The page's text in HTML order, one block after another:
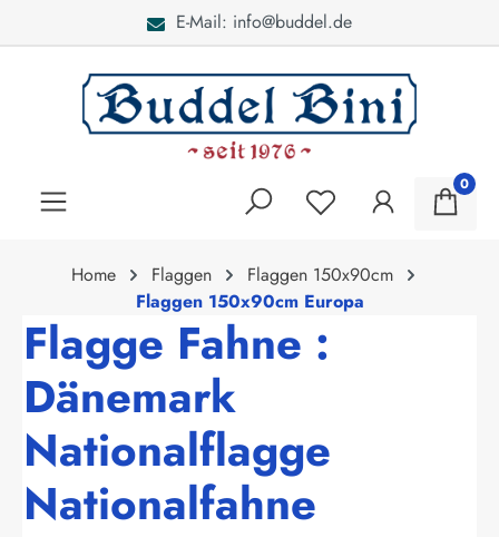
E-Mail: info@buddel.de
0
Home Flaggen
Flaggen 150x90cm
Flaggen 150x90cm Europa
Flagge Fahne :
Dänemark
Nationalflagge
Nationalfahne